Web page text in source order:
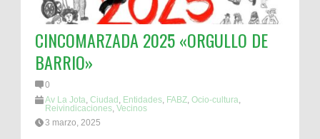
CINCOMARZADA 2025 «ORGULLO DE
BARRIO»
0
Av La Jota Ciudad Entidades FABZ Ocio-cultura
Reivindicaciones Vecinos
3 marzo, 2025